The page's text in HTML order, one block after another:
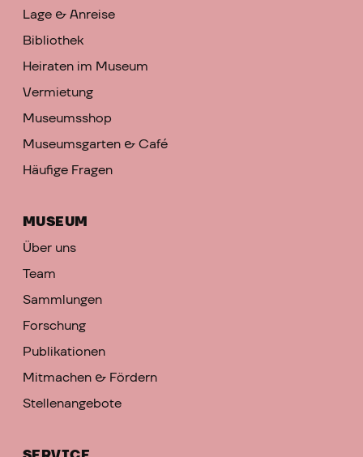
Lage & Anreise
Bibliothek
Heiraten im Museum
Vermietung
Museumsshop
Museumsgarten & Café
Häufige Fragen
MUSEUM
Über uns
Team
Sammlungen
Forschung
Publikationen
Mitmachen & Fördern
Stellenangebote